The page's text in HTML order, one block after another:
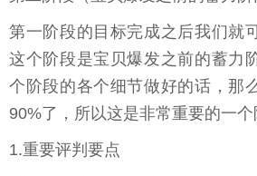
第一阶段的目标完成之后我们就
这个阶段是宝贝爆发之前的蓄力
个阶段的各个细节做好的话，那
90%了，所以这是非常重要的一个
1.重要评判要点